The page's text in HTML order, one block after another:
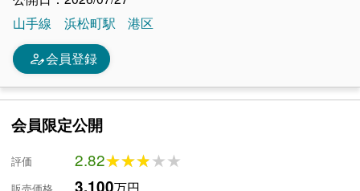
山手線
浜松町駅 港区
person_edit会員登録
会員限定公開
評価 2.82★★★★★
★★★★★
万円